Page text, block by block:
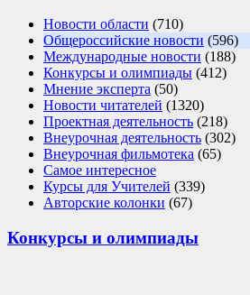
Новости области (710)
Общероссийские новости (596)
Международные новости (188)
Конкурсы и олимпиады (412)
Мнение эксперта (50)
Новости читателей (1320)
Проектная деятельность (218)
Внеурочная деятельность (302)
Внеурочная фильмотека (65)
Самое интересное
Курсы для Учителей (339)
Авторские колонки (67)
Конкурсы и олимпиады